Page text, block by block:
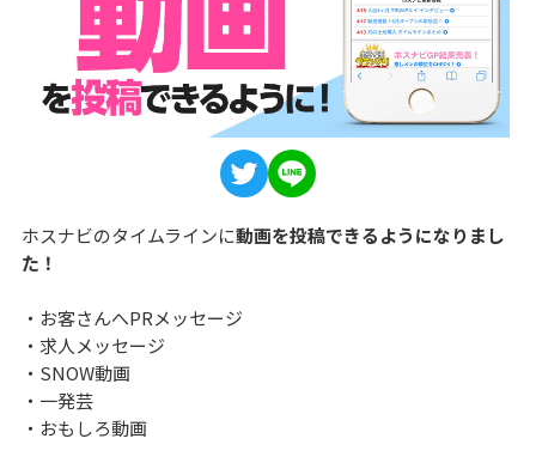
ホスナビのタイムラインに動画を投稿できるようになりまし
た！
・お客さんへPRメッセージ
・求人メッセージ
・SNOW動画
・一発芸
・おもしろ動画